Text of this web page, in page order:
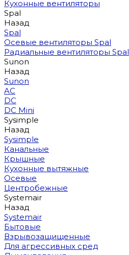
Кухонные вентиляторы
Spal
Назад
Spal
Осевые вентиляторы Spal
Радиальные вентиляторы Spal
Sunon
Назад
Sunon
AC
DC
DC Mini
Sysimple
Назад
Sysimple
Канальные
Крышные
Кухонные вытяжные
Осевые
Центробежные
Systemair
Назад
Systemair
Бытовые
Взрывозащищенные
Для агрессивных сред